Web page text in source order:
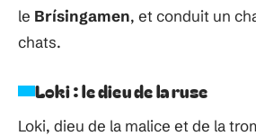
le Brísingamen, et conduit un
chats.
Loki : le dieu de la ruse
Loki, dieu de la malice et de la